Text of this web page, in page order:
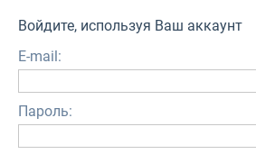
Войдите, используя Ваш аккаунт
E-mail:
Пароль: